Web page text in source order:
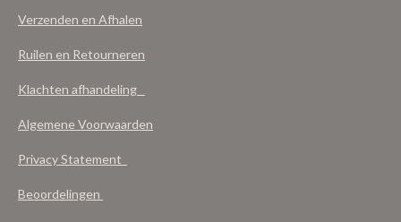
Verzenden en Afhalen
Ruilen en Retourneren
Klachten afhandeling
Algemene Voorwaarden
Privacy Statement
Beoordelingen